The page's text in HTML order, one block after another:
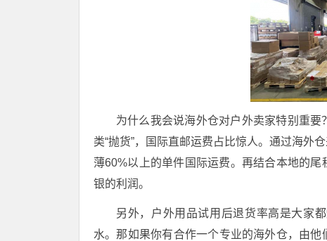
为什么我会说海外仓对户外卖家特别重
类“抛货”，国际直邮运费占比惊人。通过海外
薄60%以上的单件国际运费。再结合本地的
银的利润。
另外，户外用品试用后退货率高是大家
水。那如果你有合作一个专业的海外仓，由